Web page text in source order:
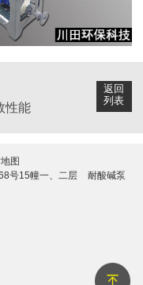
返回
列表
性能
图
号15幢一、二层
耐酸碱泵